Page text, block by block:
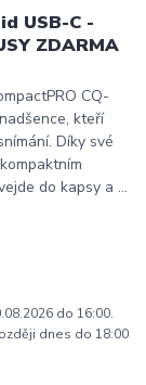
USB-C -
ZDARMA
CQ-
kteří
Díky své
do kapsy a ...
do 16:00.
dnes do 18:00